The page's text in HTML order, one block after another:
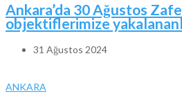
Ankara’da 30 Ağustos
objektiflerimize
31 Ağustos 2024
ANKARA